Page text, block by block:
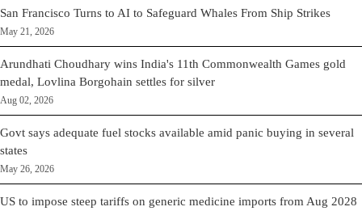
San Francisco Turns to AI to Safeguard Whales From Ship Strikes
May 21, 2026
Arundhati Choudhary wins India's 11th Commonwealth Games gold
medal, Lovlina Borgohain settles for silver
Aug 02, 2026
Govt says adequate fuel stocks available amid panic buying in several
states
May 26, 2026
US to impose steep tariffs on generic medicine imports from Aug 2028